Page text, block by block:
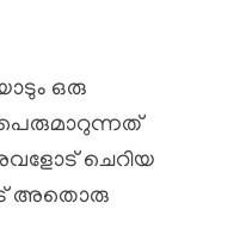
ഒരു
ചെറിയ
അതൊരു